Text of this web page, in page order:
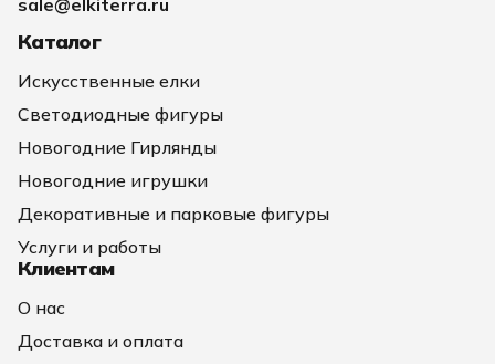
Каталог
Искусственные елки
Светодиодные фигуры
Новогодние Гирлянды
Новогодние игрушки
Декоративные и парковые фигуры
Услуги и работы
Клиентам
О нас
Доставка и оплата